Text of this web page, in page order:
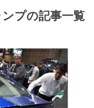
プの記事一覧